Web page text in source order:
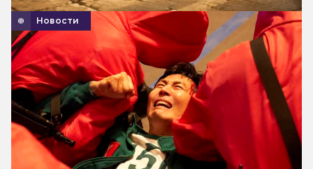
Новости